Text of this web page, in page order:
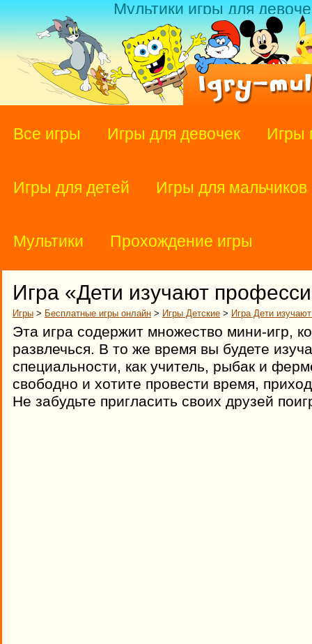
Мультики игры для
Все игры Игры для девочек Игры
Игры для детей Игры для мальчиков
Мультики Прохождение игры
Игра «Дети изучают
Игры > Бесплатные игры онлайн > Игры Детские > Игра Дети
Эта игра содержит множество мини-игр,
развлечься. В то же время вы будете
специальности, как учитель, рыбак и
свободно и хотите провести время,
Не забудьте пригласить своих друзей